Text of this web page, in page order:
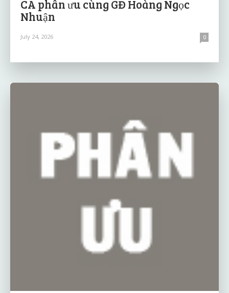
CA phân ưu cùng GĐ Hoàng Ngọc
Nhuận
July 24, 2026 0